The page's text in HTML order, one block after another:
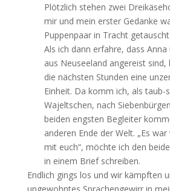
Plötzlich stehen zwei
mir und mein erster Gedanke
Puppenpaar in Tracht
Als ich dann erfahre, dass Anna
aus Neuseeland angereist
die nächsten Stunden eine
Einheit. Da komm ich, als taub-
Wajeltschen, nach
beiden engsten Begleiter
anderen Ende der Welt. „Es
mit euch“, möchte ich den
in einem Brief schreiben.
Endlich gings los und wir kämpften